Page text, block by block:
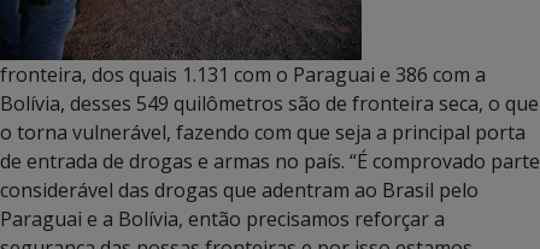
fronteira, dos quais 1.131 com o Paraguai e 386 com a
Bolívia, desses 549 quilômetros são de fronteira seca, o que
o torna vulnerável, fazendo com que seja a principal porta
de entrada de drogas e armas no país. “É comprovado parte
considerável das drogas que adentram ao Brasil pelo
Paraguai e a Bolívia, então precisamos reforçar a